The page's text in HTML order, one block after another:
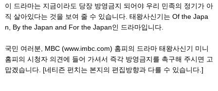
이 드라마는 지금이라도 당장 방영금지 되어야 우리 민족의 정기가 아
직 살아있다는 것을 보여 줄 수 있습니다. 태왕사신기는 Of the Japa
n, By the Japan and For the Japan인 드라마입니다.
국민 여러분, MBC (www.imbc.com) 홈피의 드라마 태왕사신기 미니
홈피의 시청자 의견에 들어 가셔서 즉각 방영금지를 촉구해 주시면 고
맙겠습니다. [네티즌 펀치는 본지의 편집방향과 다를 수 있습니다.]